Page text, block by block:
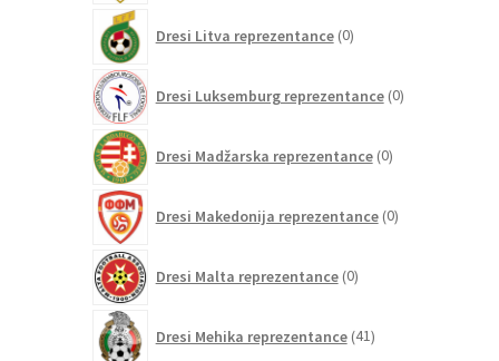
Dresi Litva reprezentance 0izdelkov
Dresi Luksemburg reprezentance 0izdelkov
Dresi Madžarska reprezentance 0izdelkov
Dresi Makedonija reprezentance 0izdelkov
Dresi Malta reprezentance 0izdelkov
Dresi Mehika reprezentance 41izdelkov